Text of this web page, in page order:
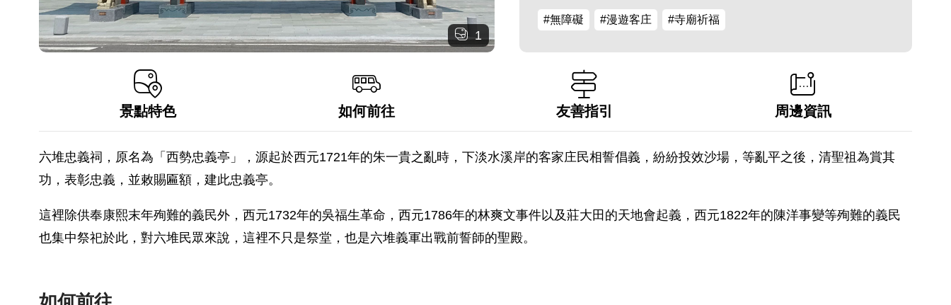
1
#無障礙 #漫遊客庄 #寺廟祈福
景點特色 如何前往 友善指引 周邊資訊
六堆忠義祠，原名為「西勢忠義亭」，源起於西元1721年的朱一貴之亂時，下淡水溪岸的客家庄民相誓倡義，紛紛投效沙場，等亂平之後，清聖祖為賞其
功，表彰忠義，並敕賜匾額，建此忠義亭。
這裡除供奉康熙末年殉難的義民外，西元1732年的吳福生革命，西元1786年的林爽文事件以及莊大田的天地會起義，西元1822年的陳洋事變等殉難的義民
也集中祭祀於此，對六堆民眾來說，這裡不只是祭堂，也是六堆義軍出戰前誓師的聖殿。